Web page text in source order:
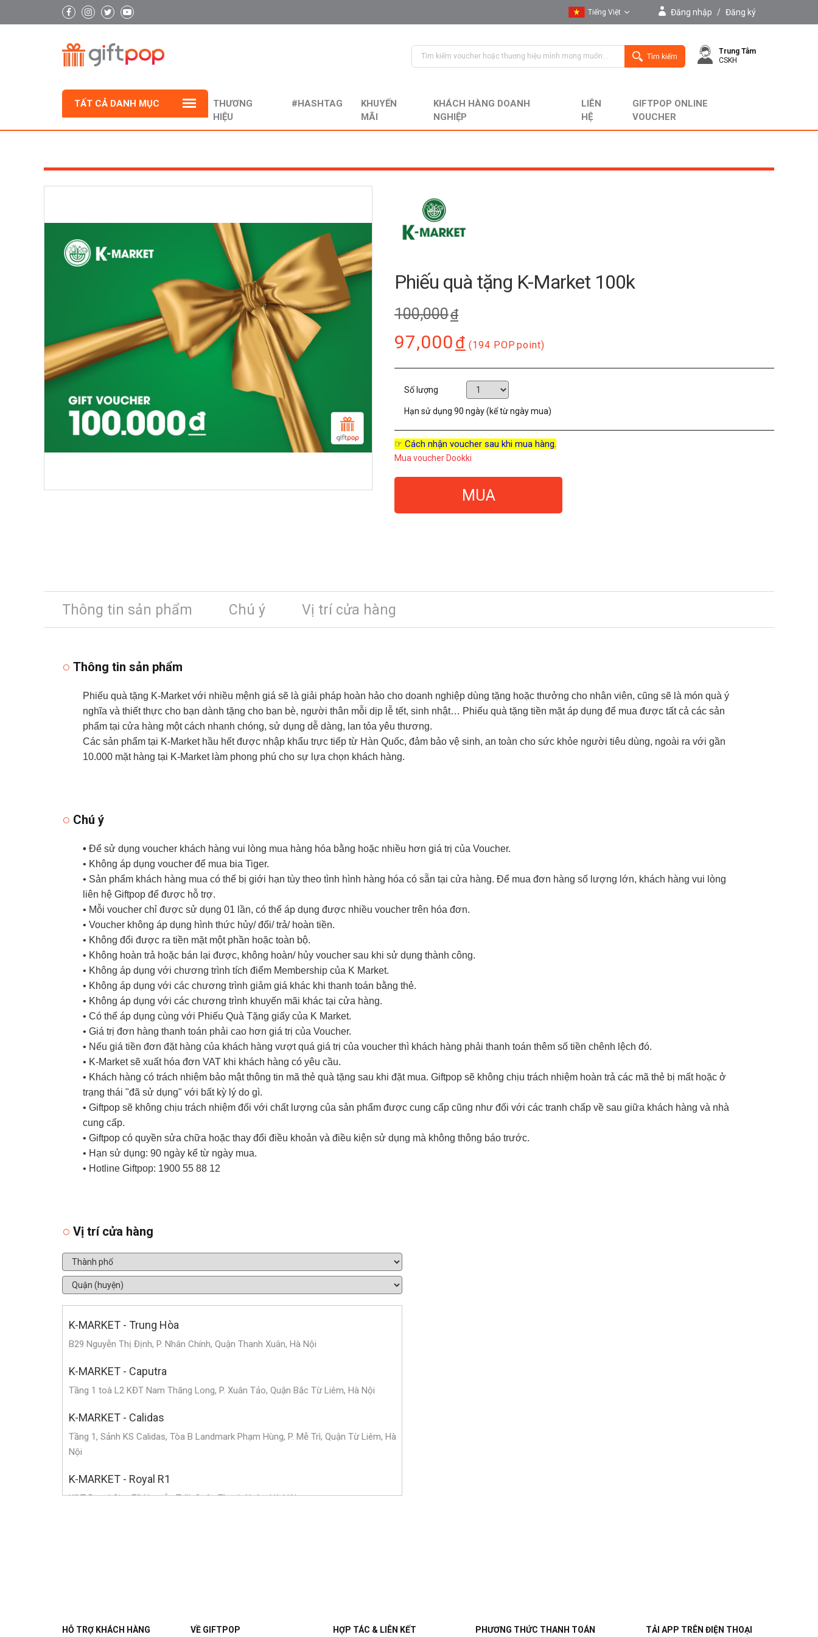
Tiếng Việt
English
Đăng nhập / Đăng ký
Tìm kiếm
Trung Tâm
CSKH
TẤT CẢ DANH MỤC
THƯƠNG
HIỆU
#HASHTAG
KHUYẾN
MÃI
KHÁCH HÀNG DOANH
NGHIỆP
LIÊN
HỆ
GIFTPOP ONLINE
VOUCHER
Phiếu quà tặng K-Market 100k
100,000đ
97,000đ (194 POP point)
Số lượng
Hạn sử dụng 90 ngày (kể từ ngày mua)
☞ Cách nhận voucher sau khi mua hàng.
Mua voucher Dookki
MUA
Thông tin sản phẩm Chú ý Vị trí cửa hàng
Thông tin sản phẩm
Phiếu quà tặng K-Market với nhiều mệnh giá sẽ là giải pháp hoàn hảo cho doanh nghiệp dùng tặng hoặc thưởng cho nhân viên, cũng sẽ là món quà ý
nghĩa và thiết thực cho bạn dành tặng cho bạn bè, người thân mỗi dịp lễ tết, sinh nhật… Phiếu quà tặng tiền mặt áp dụng để mua được tất cả các sản
phẩm tại cửa hàng một cách nhanh chóng, sử dụng dễ dàng, lan tỏa yêu thương.
Các sản phẩm tại K-Market hầu hết được nhập khẩu trực tiếp từ Hàn Quốc, đảm bảo vệ sinh, an toàn cho sức khỏe người tiêu dùng, ngoài ra với gần
10.000 mặt hàng tại K-Market làm phong phú cho sự lựa chọn khách hàng.
Chú ý
•Để sử dụng voucher khách hàng vui lòng mua hàng hóa bằng hoặc nhiều hơn giá trị của Voucher.
• Không áp dụng voucher để mua bia Tiger.
• Sản phẩm khách hàng mua có thể bị giới hạn tùy theo tình hình hàng hóa có sẵn tại cửa hàng. Để mua đơn hàng số lượng lớn, khách hàng vui lòng
liên hệ Giftpop để được hỗ trợ.
• Mỗi voucher chỉ được sử dụng 01 lần, có thể áp dụng được nhiều voucher trên hóa đơn.
• Voucher không áp dụng hình thức hủy/ đổi/ trả/ hoàn tiền.
• Không đổi được ra tiền mặt một phần hoặc toàn bộ.
• Không hoàn trả hoặc bán lại được, không hoàn/ hủy voucher sau khi sử dụng thành công.
• Không áp dụng với chương trình tích điểm Membership của K Market.
• Không áp dụng với các chương trình giảm giá khác khi thanh toán bằng thẻ.
• Không áp dụng với các chương trình khuyến mãi khác tại cửa hàng.
• Có thể áp dụng cùng với Phiếu Quà Tặng giấy của K Market.
• Giá trị đơn hàng thanh toán phải cao hơn giá trị của Voucher.
• Nếu giá tiền đơn đặt hàng của khách hàng vượt quá giá trị của voucher thì khách hàng phải thanh toán thêm số tiền chênh lệch đó.
• K-Market sẽ xuất hóa đơn VAT khi khách hàng có yêu cầu.
• Khách hàng có trách nhiệm bảo mật thông tin mã thẻ quà tặng sau khi đặt mua. Giftpop sẽ không chịu trách nhiệm hoàn trả các mã thẻ bị mất hoặc ở
trạng thái "đã sử dụng" với bất kỳ lý do gì.
• Giftpop sẽ không chịu trách nhiệm đối với chất lượng của sản phẩm được cung cấp cũng như đối với các tranh chấp về sau giữa khách hàng và nhà
cung cấp.
• Giftpop có quyền sửa chữa hoặc thay đổi điều khoản và điều kiện sử dụng mà không thông báo trước.
• Hạn sử dụng: 90 ngày kể từ ngày mua.
• Hotline Giftpop: 1900 55 88 12
Vị trí cửa hàng
K-MARKET - Trung Hòa
B29 Nguyễn Thị Định, P. Nhân Chính, Quận Thanh Xuân, Hà Nội
K-MARKET - Caputra
Tầng 1 toà L2 KĐT Nam Thăng Long, P. Xuân Tảo, Quận Bắc Từ Liêm, Hà Nội
K-MARKET - Calidas
Tầng 1, Sảnh KS Calidas, Tòa B Landmark Phạm Hùng, P. Mễ Trì, Quận Từ Liêm, Hà
Nội
K-MARKET - Royal R1
KĐT Royal City, 72 Nguyễn Trãi, Quận Thanh Xuân, Hà Nội
HỖ TRỢ KHÁCH HÀNG VỀ GIFTPOP HỢP TÁC & LIÊN KẾT PHƯƠNG THỨC THANH TOÁN TẢI APP TRÊN ĐIỆN THOẠI